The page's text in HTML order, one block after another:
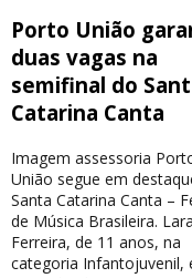
Porto União
duas vagas na
semifinal do
Catarina Canta
Imagem assessoria
União segue em
Santa Catarina Canta –
de Música Brasileira.
Ferreira, de 11 anos, na
categoria Infantojuvenil,